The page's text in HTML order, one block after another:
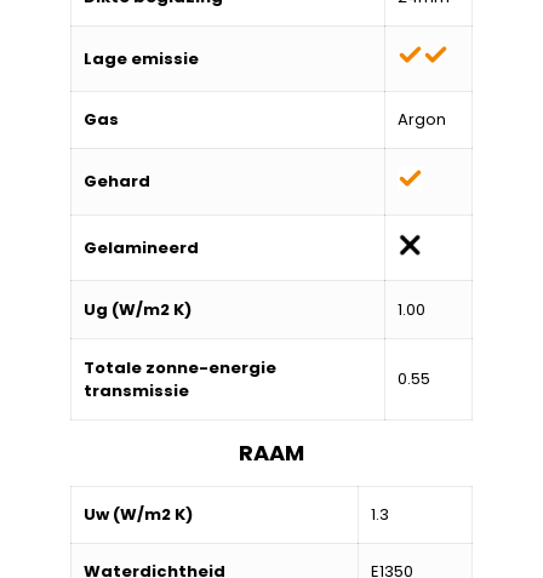
Lage emissie
Gas Argon
Gehard
Gelamineerd
Ug (W/m2 K) 1.00
Totale zonne-energie
transmissie
0.55
RAAM
Uw (W/m2 K) 1.3
Waterdichtheid E1350